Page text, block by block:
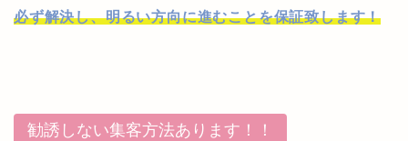
必ず解決し、明るい方向に進むことを保証致します！
勧誘しない集客方法あります！！